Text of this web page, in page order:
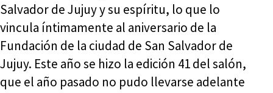
Salvador de Jujuy y su espíritu, lo que lo
vincula íntimamente al aniversario de la
Fundación de la ciudad de San Salvador de
Jujuy. Este año se hizo la edición 41 del salón,
que el año pasado no pudo llevarse adelante